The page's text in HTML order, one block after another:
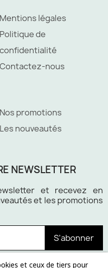
Mentions légales
Politique de
confidentialité
Contactez-nous
Nos promotions
Les nouveautés
NEWSLETTER
et recevez en
et les promotions
S’abonner
et ceux de tiers pour